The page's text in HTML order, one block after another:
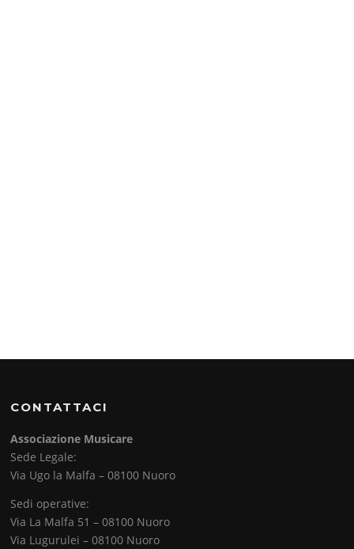
CONTATTACI
Associazione Musicare
Sede Legale:
Via Ugo la Malfa – 08100 Nuoro
Sedi operative:
Via La Malfa 51 – 08100 Nuoro
Via Lugurulei – 08100 Nuoro